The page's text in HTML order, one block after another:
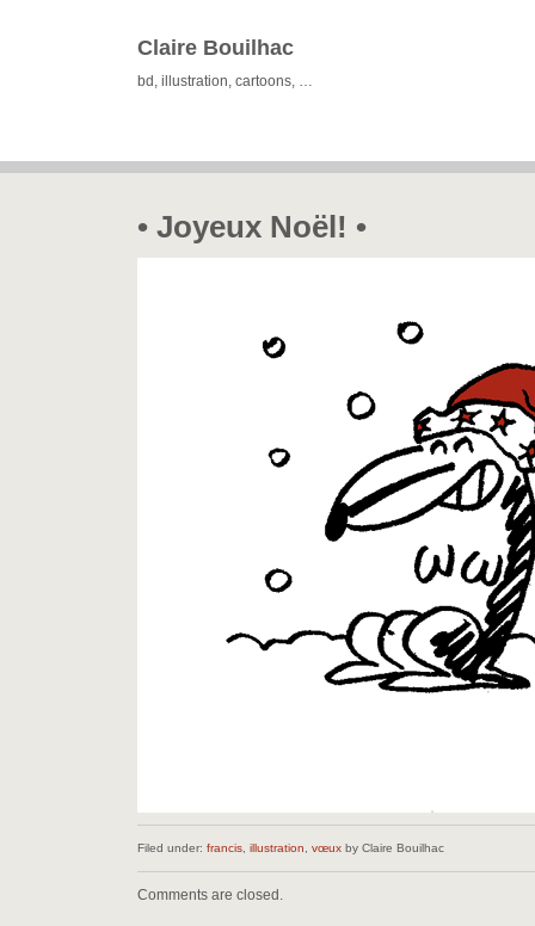
Claire Bouilhac
bd, illustration, cartoons, …
• Joyeux Noël! •
Filed under: francis illustration vœux by Claire Bouilhac
Comments are closed.